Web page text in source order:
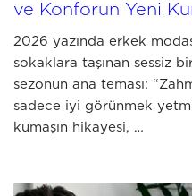
ve Konforun Yeni
2026 yazında erkek
sokaklara taşınan sessiz
sezonun ana teması:
sadece iyi görünmek
kumaşın hikayesi, …